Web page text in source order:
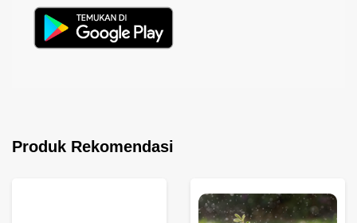
Produk Rekomendasi